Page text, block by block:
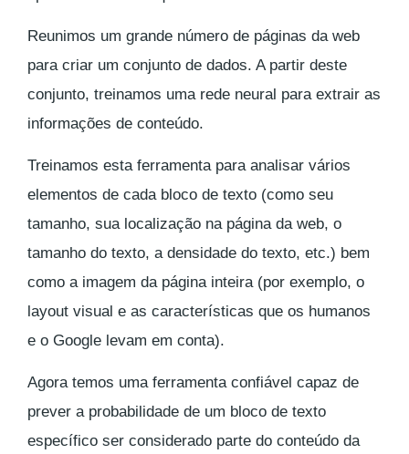
Reunimos um grande número de páginas da web
para criar um conjunto de dados. A partir deste
conjunto, treinamos uma rede neural para extrair as
informações de conteúdo.
Treinamos esta ferramenta para analisar vários
elementos de cada bloco de texto (como seu
tamanho, sua localização na página da web, o
tamanho do texto, a densidade do texto, etc.) bem
como a imagem da página inteira (por exemplo, o
layout visual e as características que os humanos
e o Google levam em conta).
Agora temos uma ferramenta confiável capaz de
prever a probabilidade de um bloco de texto
específico ser considerado parte do conteúdo da